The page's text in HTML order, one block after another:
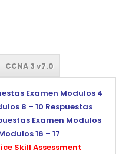
CCNA 3 v7.0
Examen Modulos 4
8 – 10 Respuestas
Examen Modulos
16 – 17
Skill Assessment